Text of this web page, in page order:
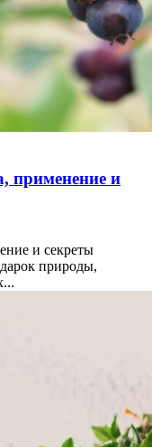
применение и
и секреты
природы,